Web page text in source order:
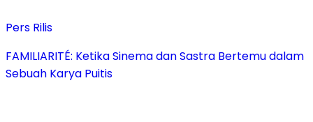
Pers Rilis
FAMILIARITÉ: Ketika Sinema dan Sastra Bertemu dalam
Sebuah Karya Puitis